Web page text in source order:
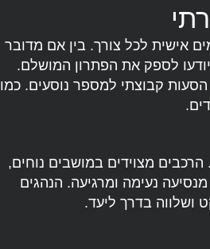
אישית לכל צורך. בין אם מדובר
יודעו לספק את הפתרון המושלם.
הסעות קבוצתי למספר נוסעים. כמו
מצוידים במושבים נוחים,
נעימה ומרגיעה. הנהגים
ושלווה בדרך ליעד.